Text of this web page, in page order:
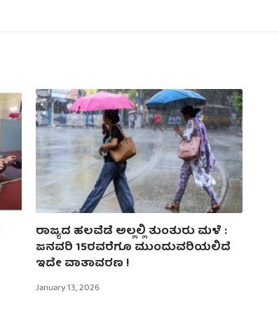
ರಾಜ್ಯದ ಹಲವೆಡೆ ಅಲ್ಲಲ್ಲಿ ತುಂತುರು ಮಳೆ :
ಜನವರಿ 15ರವರೆಗೂ ಮುಂದುವರಿಯಲಿದೆ
ಇದೇ ವಾತಾವರಣ !
January 13, 2026